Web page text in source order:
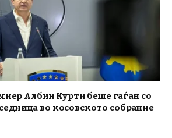
Албин Курти беше гаѓан со
седница во косовското собрание